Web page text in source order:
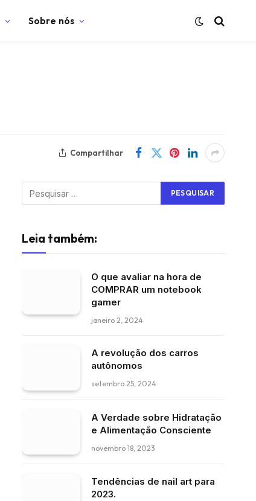
Sobre nós
Compartilhar
Leia também:
O que avaliar na hora de
COMPRAR um notebook
gamer
janeiro 2, 2024
A revolução dos carros
autônomos
setembro 25, 2024
A Verdade sobre Hidratação
e Alimentação Consciente
novembro 18, 2023
Tendências de nail art para
2023.